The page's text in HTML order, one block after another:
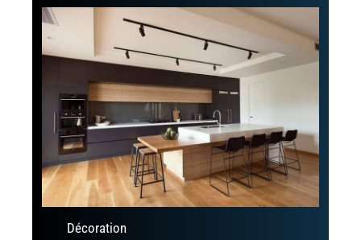
Décoration